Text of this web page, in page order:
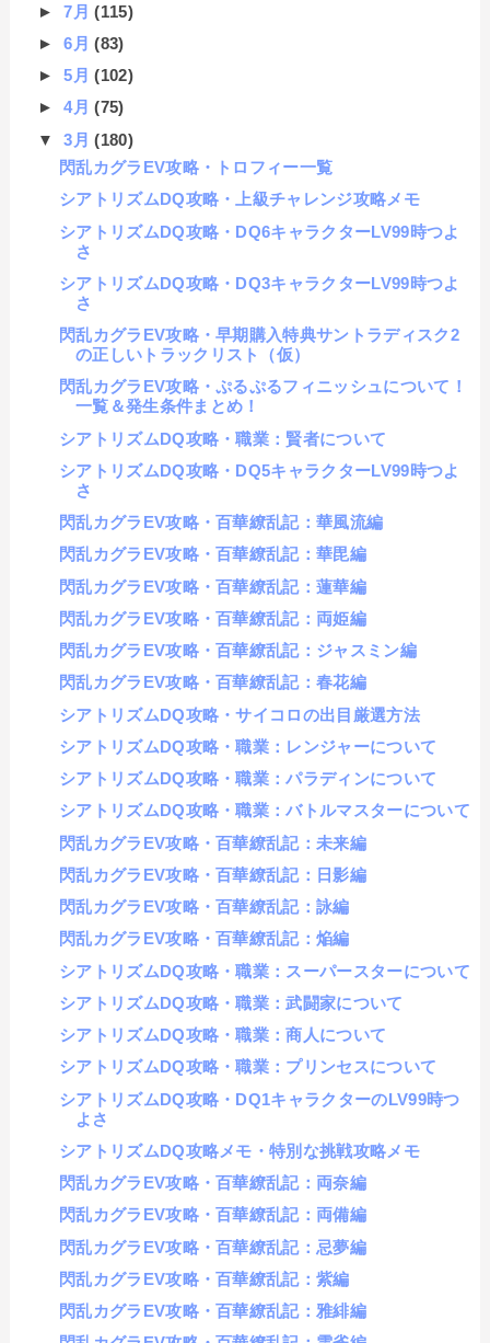
►7月(115)
►6月(83)
►5月(102)
►4月(75)
▼3月(180)
閃乱カグラEV攻略・トロフィー一覧
シアトリズムDQ攻略・上級チャレンジ攻略メモ
シアトリズムDQ攻略・DQ6キャラクターLV99時つよ
さ
シアトリズムDQ攻略・DQ3キャラクターLV99時つよ
さ
閃乱カグラEV攻略・早期購入特典サントラディスク2
の正しいトラックリスト（仮）
閃乱カグラEV攻略・ぷるぷるフィニッシュについて！
一覧＆発生条件まとめ！
シアトリズムDQ攻略・職業：賢者について
シアトリズムDQ攻略・DQ5キャラクターLV99時つよ
さ
閃乱カグラEV攻略・百華繚乱記：華風流編
閃乱カグラEV攻略・百華繚乱記：華毘編
閃乱カグラEV攻略・百華繚乱記：蓮華編
閃乱カグラEV攻略・百華繚乱記：両姫編
閃乱カグラEV攻略・百華繚乱記：ジャスミン編
閃乱カグラEV攻略・百華繚乱記：春花編
シアトリズムDQ攻略・サイコロの出目厳選方法
シアトリズムDQ攻略・職業：レンジャーについて
シアトリズムDQ攻略・職業：パラディンについて
シアトリズムDQ攻略・職業：バトルマスターについて
閃乱カグラEV攻略・百華繚乱記：未来編
閃乱カグラEV攻略・百華繚乱記：日影編
閃乱カグラEV攻略・百華繚乱記：詠編
閃乱カグラEV攻略・百華繚乱記：焔編
シアトリズムDQ攻略・職業：スーパースターについて
シアトリズムDQ攻略・職業：武闘家について
シアトリズムDQ攻略・職業：商人について
シアトリズムDQ攻略・職業：プリンセスについて
シアトリズムDQ攻略・DQ1キャラクターのLV99時つ
よさ
シアトリズムDQ攻略メモ・特別な挑戦攻略メモ
閃乱カグラEV攻略・百華繚乱記：両奈編
閃乱カグラEV攻略・百華繚乱記：両備編
閃乱カグラEV攻略・百華繚乱記：忌夢編
閃乱カグラEV攻略・百華繚乱記：紫編
閃乱カグラEV攻略・百華繚乱記：雅緋編